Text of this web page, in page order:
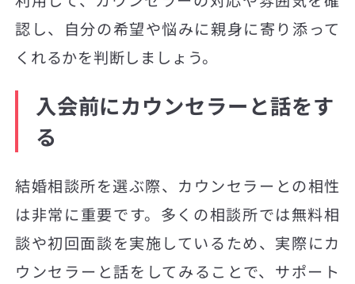
認し、自分の希望や悩みに親身に寄り添って
くれるかを判断しましょう。
入会前にカウンセラーと話をす
る
結婚相談所を選ぶ際、カウンセラーとの相性
は非常に重要です。多くの相談所では無料相
談や初回面談を実施しているため、実際にカ
ウンセラーと話をしてみることで、サポート